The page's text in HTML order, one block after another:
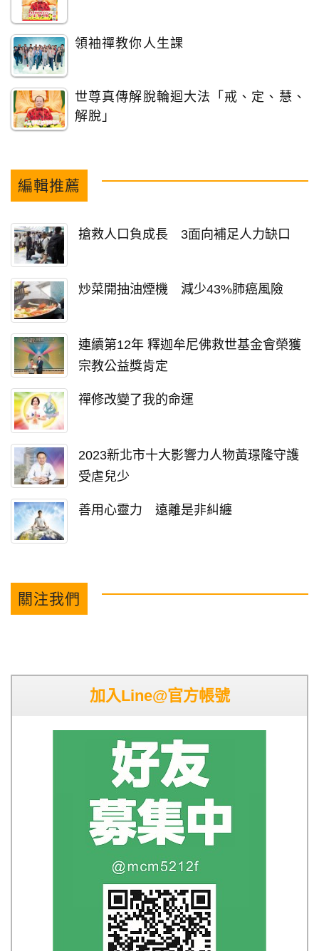
領袖禪教你人生課
世尊真傳解脫輪迴大法「戒、定、慧、
解脫」
編輯推薦
搶救人口負成長 3面向補足人力缺口
炒菜開抽油煙機 減少43%肺癌風險
連續第12年 釋迦牟尼佛救世基金會榮獲
宗教公益獎肯定
禪修改變了我的命運
2023新北市十大影響力人物黃璟隆守護
受虐兒少
善用心靈力 遠離是非糾纏
關注我們
加入Line@官方帳號